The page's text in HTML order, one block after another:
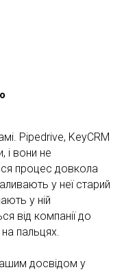
Pipedrive, KeyCRM
і вони не
процес довкола
у неї старий
у ній
від компанії до
на пальцях.
досвідом у